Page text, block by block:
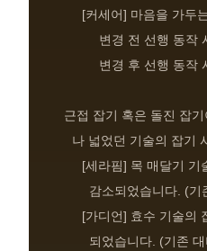
[커세어] 마음을 가두
변경 전 선행 동작
변경 후 선행 동작
근접 잡기 혹은 돌진 잡
나 넓었던 기술의 잡기
[세라핌] 목 매달기 기
감소되었습니다. (기
[가디언] 효수 기술의
되었습니다. (기존